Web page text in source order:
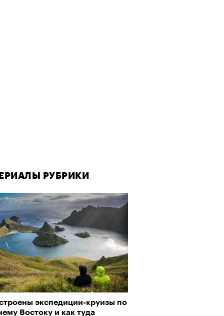
РУБРИКИ
экспедиции-круизы по
Востоку и как туда
и masters:dom
первую резиденцию
РУБРИКИ
как лекарство: как
стали новой формой